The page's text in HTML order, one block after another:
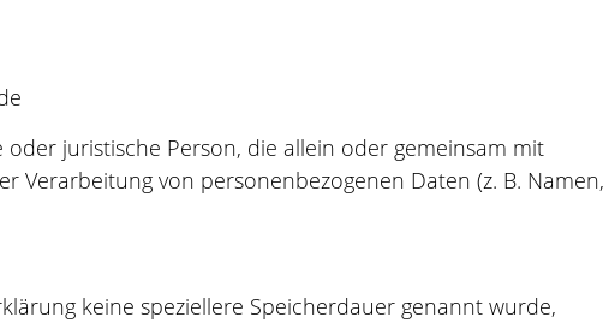
juristische Person, die allein oder gemeinsam mit
Verarbeitung von personenbezogenen Daten (z. B. Namen,
keine speziellere Speicherdauer genannt wurde,